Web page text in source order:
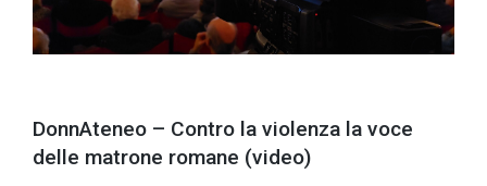
DonnAteneo – Contro la violenza la voce
delle matrone romane (video)